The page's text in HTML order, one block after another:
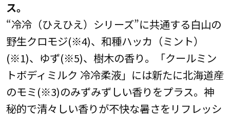
ス。
“冷冷（ひえひえ）シリーズ”に共通する白山の
野生クロモジ(※4)、和種ハッカ（ミント）
(※1)、ゆず(※5)、樹木の香り。「クールミン
トボディミルク 冷冷柔液」には新たに北海道産
のモミ(※3)のみずみずしい香りをプラス。神
秘的で清々しい香りが不快な暑さをリフレッシ